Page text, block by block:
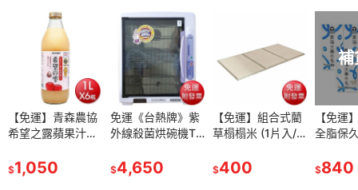
【免運】青森農協
希望之露蘋果汁
發票】
$1,050
免運《台熱牌》紫
外線殺菌烘碗機T-
票】
$4,650
【免運】組合式藺
草榻榻米 (1片入/3
票】
$400
補
【免運
全脂保
【現貨
$840
子貝
現貨 附
《冷凍》活凍母香
魚2入 (350g/盒)
《冷凍》蝦仁
(50/60) 300g/包
$
《冷凍》魷魚冰卷
150-200g【現貨